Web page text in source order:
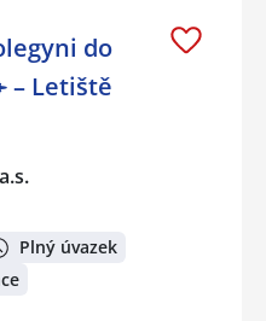
do
– Letiště
Plný úvazek